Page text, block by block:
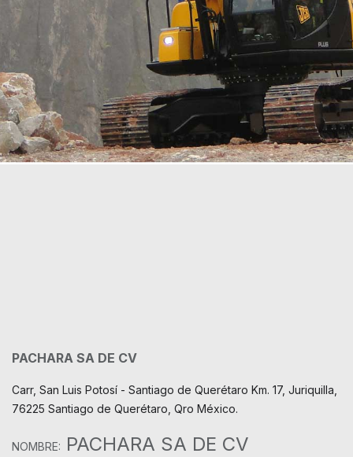
PACHARA SA DE CV
Carr, San Luis Potosí - Santiago de Querétaro Km. 17, Juriquilla,
76225 Santiago de Querétaro, Qro México.
NOMBRE: PACHARA SA DE CV